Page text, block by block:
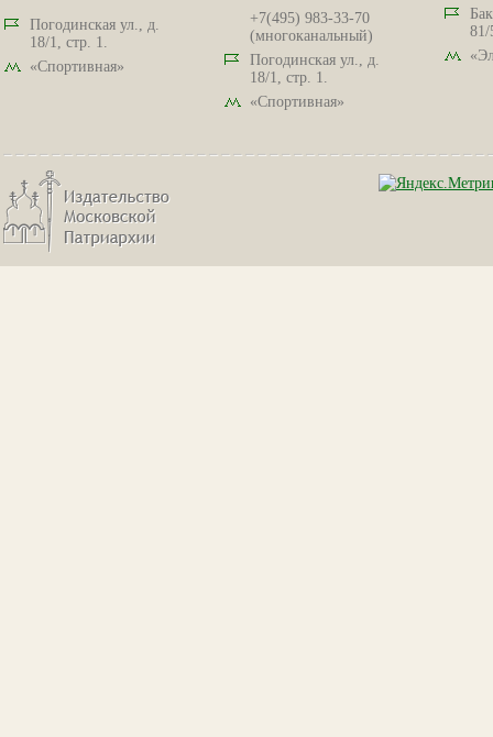
Погодинская ул., д.
18/1, стр. 1.
«Спортивная»
+7(495) 983-33-70
(многоканальный)
Погодинская ул., д.
18/1, стр. 1.
«Спортивная»
81/